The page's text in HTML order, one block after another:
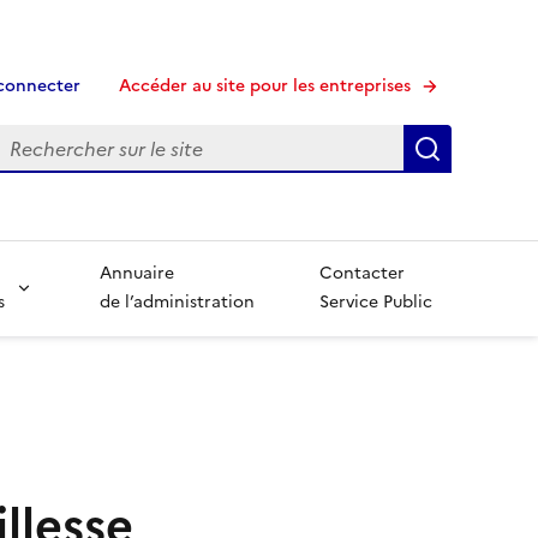
Accéder au site pour les entreprises
Recherche
Annuaire
de l’administration
Contacter
Service Public